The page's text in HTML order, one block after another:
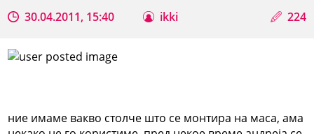
30.04.2011, 15:40 ikki 224
ние имаме вакво столче што се монтира на маса, ама